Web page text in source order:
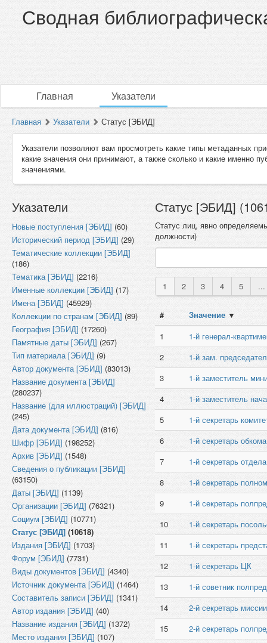
Сводная
Главная Указатели
Главная Указатели Статус [ЭБИД]
Указатели позволяют вам просмотреть какие типы метаданных
какие значения они принимают, а также сколько и какие именно
значениями.
Указатели
Новые поступления [ЭБИД] (60)
Исторический период [ЭБИД] (29)
Тематические коллекции [ЭБИД]
(186)
Тематика [ЭБИД] (2216)
Именные коллекции [ЭБИД] (17)
Имена [ЭБИД] (45929)
Коллекции по странам [ЭБИД] (89)
География [ЭБИД] (17260)
Памятные даты [ЭБИД] (267)
Тип материала [ЭБИД] (9)
Автор документа [ЭБИД] (83013)
Название документа [ЭБИД]
(280237)
Название (для иллюстраций) [ЭБИД]
(245)
Дата документа [ЭБИД] (816)
Шифр [ЭБИД] (198252)
Архив [ЭБИД] (1548)
Сведения о публикации [ЭБИД]
(63150)
Даты [ЭБИД] (1139)
Организации [ЭБИД] (76321)
Социум [ЭБИД] (10771)
Статус [ЭБИД] (10618)
Издания [ЭБИД] (1703)
Форум [ЭБИД] (7731)
Виды документов [ЭБИД] (4340)
Источник документа [ЭБИД] (1464)
Составитель записи [ЭБИД] (1341)
Автор издания [ЭБИД] (40)
Название издания [ЭБИД] (1372)
Место издания [ЭБИД] (107)
Статус [ЭБИД]
Статус лиц, явно
должности)
1 2 3 4 5 ...
# Значение ▼
1
1-й генерал-
2
1-й зам.
3
1-й заместитель
4
1-й заместитель
5
1-й секретарь
6
1-й секретарь обкома
7
1-й секретарь отдела
8
1-й секретарь
9
1-й секретарь
10
1-й секретарь
11
1-й секретарь
12
1-й секретарь ЦК
13
1-й советник
14
2-й секретарь миссии
15
2-й секретарь